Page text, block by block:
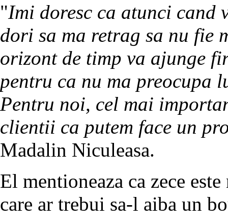
"Imi doresc ca atunci cand
dori sa ma retrag sa nu fie
orizont de timp va ajunge
pentru ca nu ma preocupa
Pentru noi, cel mai
clientii ca putem face un
Madalin Niculeasa.
El mentioneaza ca zece
care ar trebui sa-l aiba un